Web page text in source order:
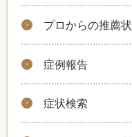
プロからの推薦状
症例報告
症状検索